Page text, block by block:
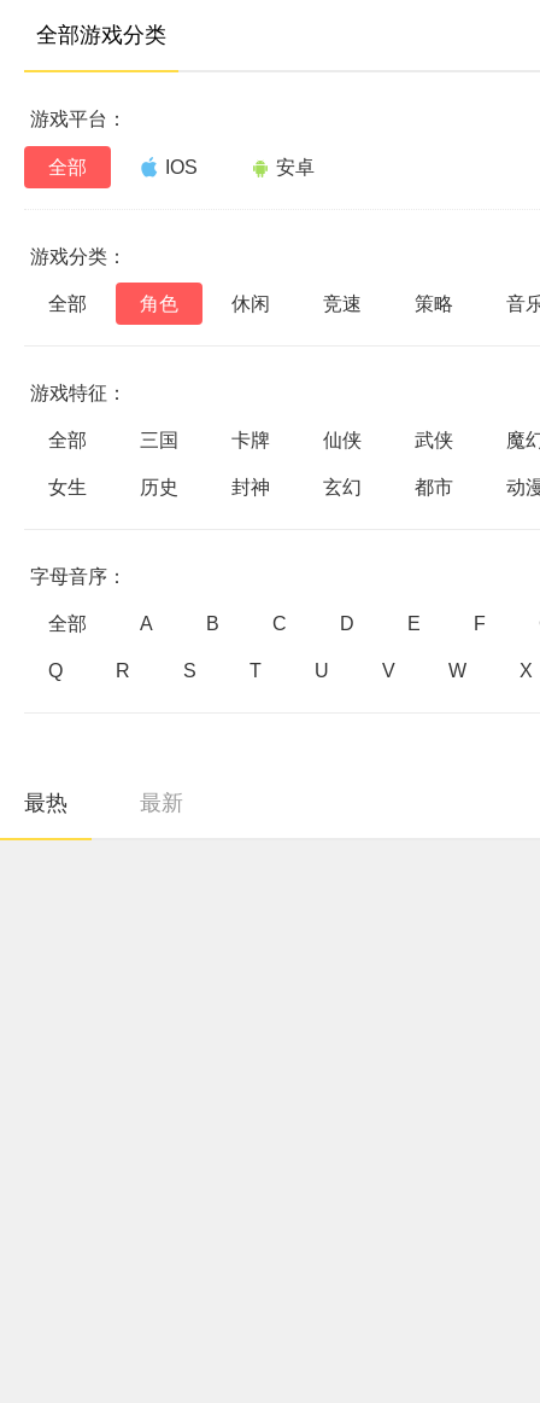
全部游戏分类
游戏平台：
全部 IOS 安卓
游戏分类：
全部 角色 休闲 竞速 策略 音
游戏特征：
全部 三国 卡牌 仙侠 武侠 魔
女生 历史 封神 玄幻 都市 动
字母音序：
全部 A B C D E F
Q R S T U V W X
最热 最新